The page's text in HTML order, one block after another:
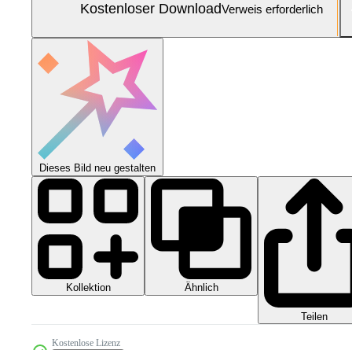
Kostenloser DownloadVerweis erforderlich
Dieses Bild neu gestalten
Kollektion Ähnlich
Teilen
Kostenlose Lizenz